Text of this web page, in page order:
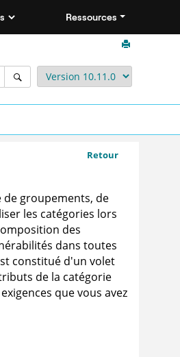
Ressources
Retour
groupements, de
les catégories lors
des
dans toutes
constitué d'un volet
de la catégorie
que vous avez